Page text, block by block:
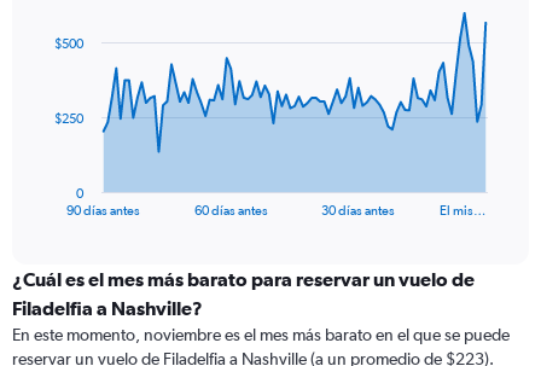
data
The
categories.
Range:
categories.
90 días antes 60 días antes 30 días antes El mis…
0
$250
$500
¿Cuál es el mes más barato para reservar un vuelo de
Filadelfia a Nashville?
En este momento, noviembre es el mes más barato en el que se puede
reservar un vuelo de Filadelfia a Nashville (a un promedio de $223).